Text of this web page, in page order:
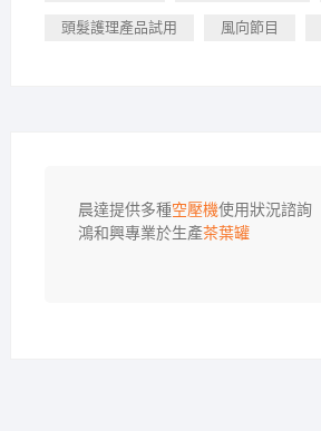
頭髮護理產品試用 風向節目
晨達提供多種空壓機使用狀況諮詢
鴻和興專業於生產茶葉罐